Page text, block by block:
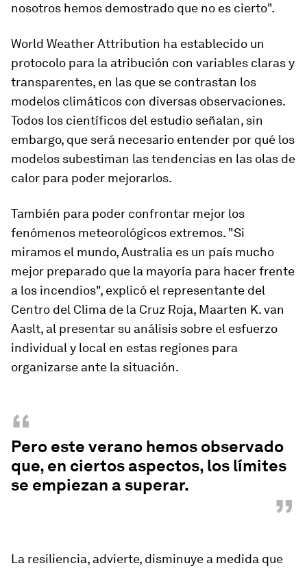
nosotros hemos demostrado que no es cierto".
World Weather Attribution ha establecido un
protocolo para la atribución con variables claras y
transparentes, en las que se contrastan los
modelos climáticos con diversas observaciones.
Todos los científicos del estudio señalan, sin
embargo, que será necesario entender por qué los
modelos subestiman las tendencias en las olas de
calor para poder mejorarlos.
También para poder confrontar mejor los
fenómenos meteorológicos extremos. "Si
miramos el mundo, Australia es un país mucho
mejor preparado que la mayoría para hacer frente
a los incendios", explicó el representante del
Centro del Clima de la Cruz Roja, Maarten K. van
Aaslt, al presentar su análisis sobre el esfuerzo
individual y local en estas regiones para
organizarse ante la situación.
“
Pero este verano hemos observado
que, en ciertos aspectos, los límites
se empiezan a superar.
”
La resiliencia, advierte, disminuye a medida que